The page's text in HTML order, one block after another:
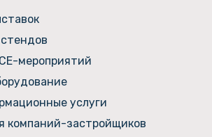
мероприятий
услуги
компаний-застройщиков